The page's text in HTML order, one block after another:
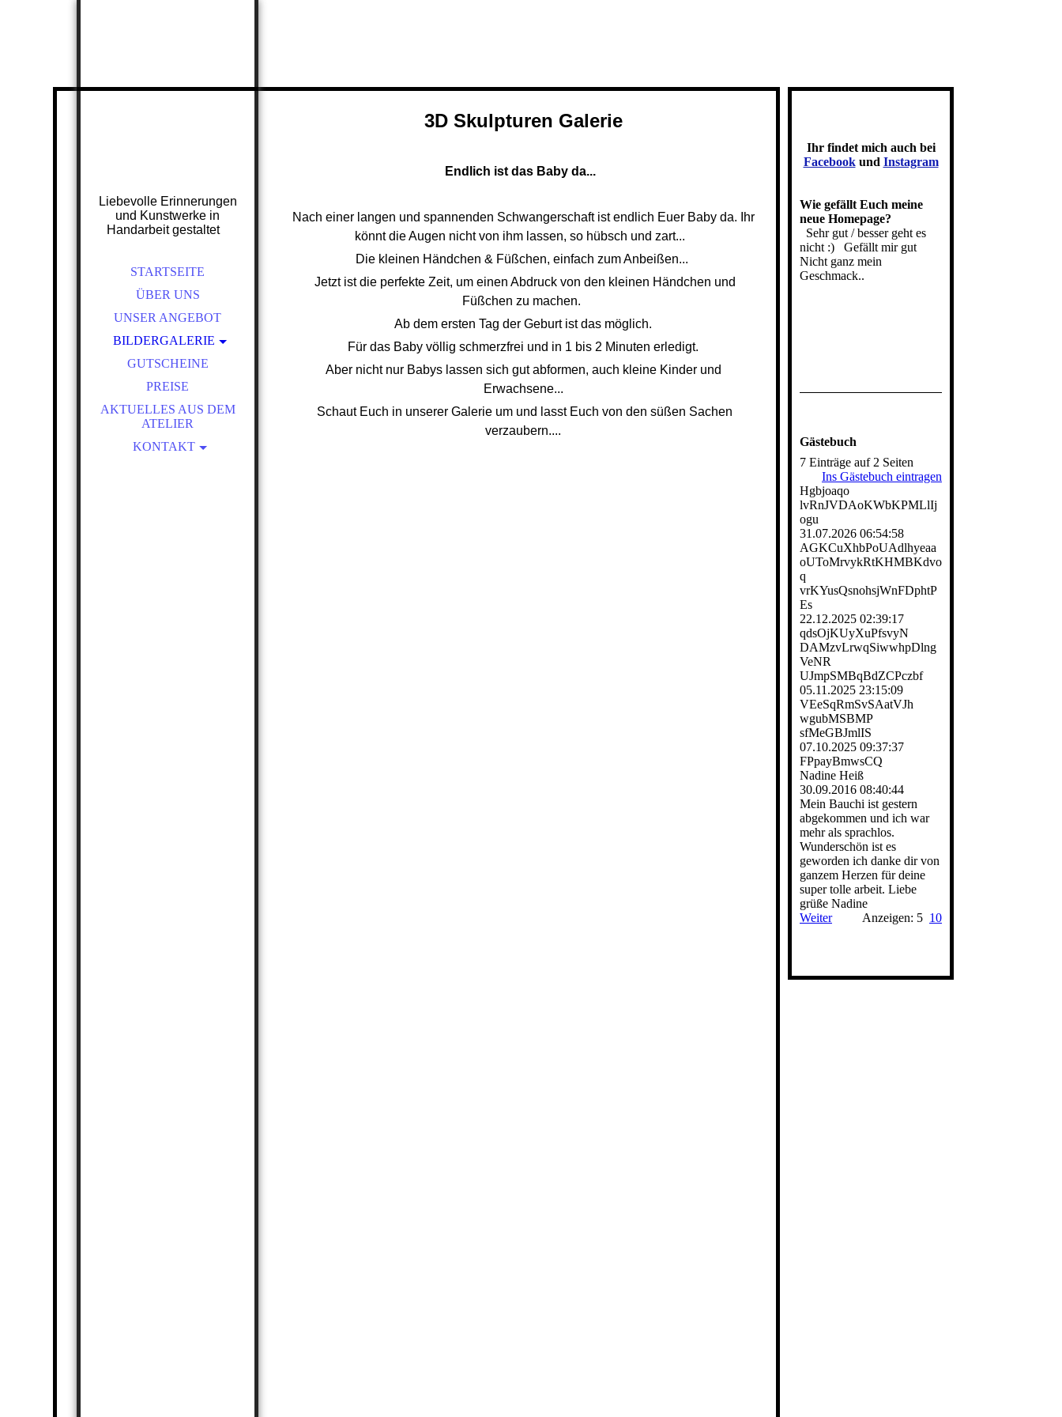
Liebevolle Erinnerungen
und Kunstwerke in
Handarbeit gestaltet
STARTSEITE
ÜBER UNS
UNSER ANGEBOT
BILDERGALERIE
BABYBAUCHABFORMUNG
FÜSSCHEN
GUTSCHEINE
PREISE
AKTUELLES AUS DEM
ATELIER
KONTAKT
3D Skulpturen Galerie
Endlich ist das Baby da...
Nach einer langen und spannenden Schwangerschaft ist endlich Euer Baby da. Ihr
könnt die Augen nicht von ihm lassen, so hübsch und zart...
Die kleinen Händchen & Füßchen, einfach zum Anbeißen...
Jetzt ist die perfekte Zeit, um einen Abdruck von den kleinen Händchen und
Füßchen zu machen.
Ab dem ersten Tag der Geburt ist das möglich.
Für das Baby völlig schmerzfrei und in 1 bis 2 Minuten erledigt.
Aber nicht nur Babys lassen sich gut abformen, auch kleine Kinder und
Erwachsene...
Schaut Euch in unserer Galerie um und lasst Euch von den süßen Sachen
verzaubern....
Ihr findet mich auch bei
Facebookund Instagram
Wie gefällt Euch meine
neue Homepage?
Sehr gut / besser geht es
nicht :)
Gefällt mir gut
Nicht ganz mein
Geschmack..
Gästebuch
7 Einträge auf 2 Seiten
Ins Gästebuch eintragen
Hgbjoaqo
lvRnJVDAoKWbKPMLlIj
ogu
31.07.2026 06:54:58
AGKCuXhbPoUAdlhyeaa
oUToMrvykRtKHMBKdvo
q
vrKYusQsnohsjWnFDphtP
Es
22.12.2025 02:39:17
qdsOjKUyXuPfsvyN
DAMzvLrwqSiwwhpDlng
VeNR
UJmpSMBqBdZCPczbf
05.11.2025 23:15:09
VEeSqRmSvSAatVJh
wgubMSBMP
sfMeGBJmlIS
07.10.2025 09:37:37
FPpayBmwsCQ
Nadine Heiß
30.09.2016 08:40:44
Mein Bauchi ist gestern
abgekommen und ich war
mehr als sprachlos.
Wunderschön ist es
geworden ich danke dir von
ganzem Herzen für deine
super tolle arbeit. Liebe
grüße Nadine
Weiter
Anzeigen: 5 10